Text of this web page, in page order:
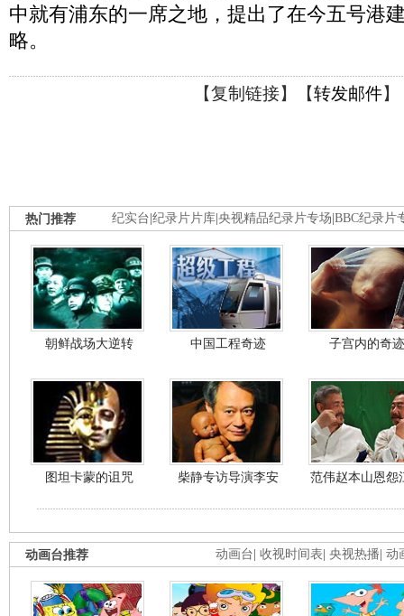
中就有浦东的一席之地，提出了在今五号港
略。
【复制链接】【转发邮件】
纪实台 纪录片片库 央视精品纪录片专场 BBC纪录片
热门推荐
朝鲜战场大逆转 中国工程奇迹 子宫内的奇迹
图坦卡蒙的诅咒 柴静专访导演李安 范伟赵本山恩怨
动画台 收视时间表 央视热播 动
动画台推荐